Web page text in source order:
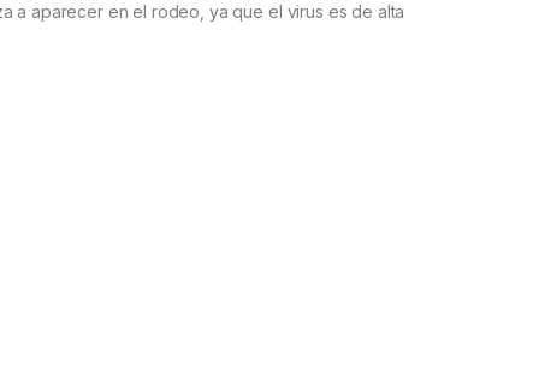
a aparecer en el rodeo, ya que el virus es de alta